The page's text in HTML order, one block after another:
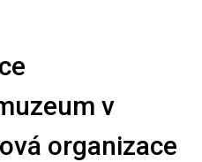
v
organizace